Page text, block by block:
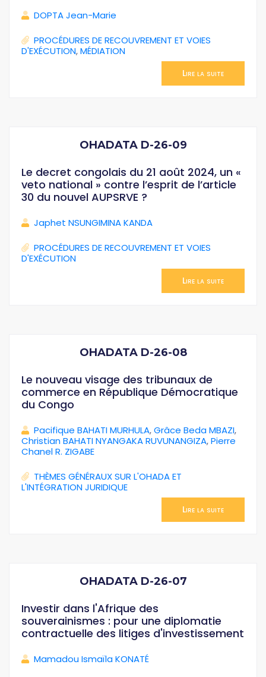
DOPTA Jean-Marie
PROCÉDURES DE RECOUVREMENT ET VOIES
D'EXÉCUTION,MÉDIATION
Lire la suite
OHADATA D-26-09
Le decret congolais du 21 août 2024, un «
veto national » contre l’esprit de l’article
30 du nouvel AUPSRVE ?
Japhet NSUNGIMINA KANDA
PROCÉDURES DE RECOUVREMENT ET VOIES
D'EXÉCUTION
Lire la suite
OHADATA D-26-08
Le nouveau visage des tribunaux de
commerce en République Démocratique
du Congo
Pacifique BAHATI MURHULA,Grâce Beda MBAZI,
Christian BAHATI NYANGAKA RUVUNANGIZA,Pierre
Chanel R. ZIGABE
THÈMES GÉNÉRAUX SUR L'OHADA ET
L'INTÉGRATION JURIDIQUE
Lire la suite
OHADATA D-26-07
Investir dans l'Afrique des
souverainismes : pour une diplomatie
contractuelle des litiges d'investissement
Mamadou Ismaïla KONATÉ